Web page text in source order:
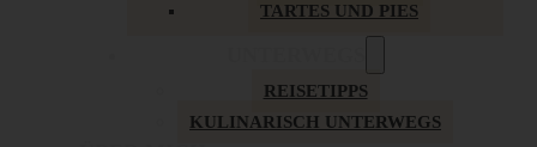
TARTES UND PIES
REISETIPPS
KULINARISCH UNTERWEGS